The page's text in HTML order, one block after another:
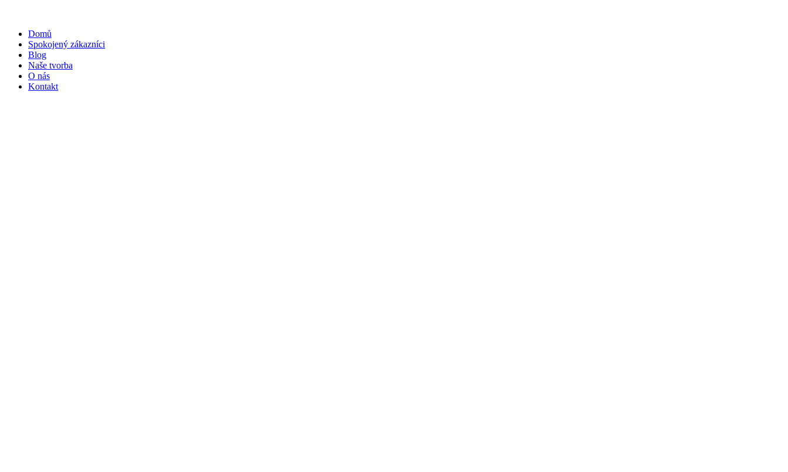
Domů
Spokojený zákazníci
Blog
Naše tvorba
O nás
Kontakt